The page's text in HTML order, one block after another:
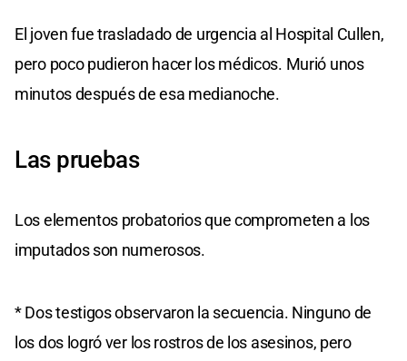
El joven fue trasladado de urgencia al Hospital Cullen,
pero poco pudieron hacer los médicos. Murió unos
minutos después de esa medianoche.
Las pruebas
Los elementos probatorios que comprometen a los
imputados son numerosos.
* Dos testigos observaron la secuencia. Ninguno de
los dos logró ver los rostros de los asesinos, pero